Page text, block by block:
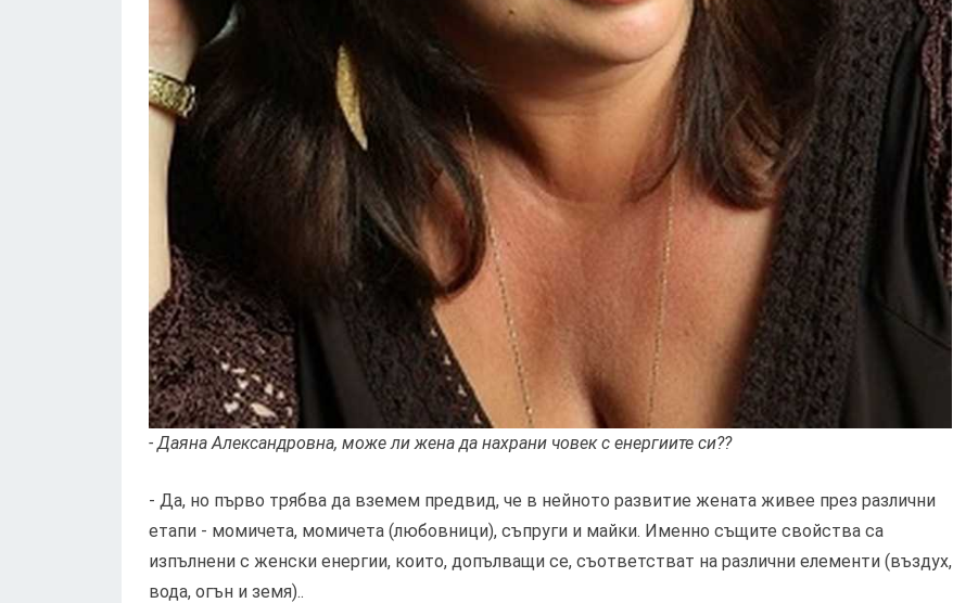
- Даяна Александровна, може ли жена да нахрани човек с енергиите си??
- Да, но първо трябва да вземем предвид, че в нейното развитие жената живее през различни
етапи - момичета, момичета (любовници), съпруги и майки. Именно същите свойства са
изпълнени с женски енергии, които, допълващи се, съответстват на различни елементи (въздух,
вода, огън и земя)..